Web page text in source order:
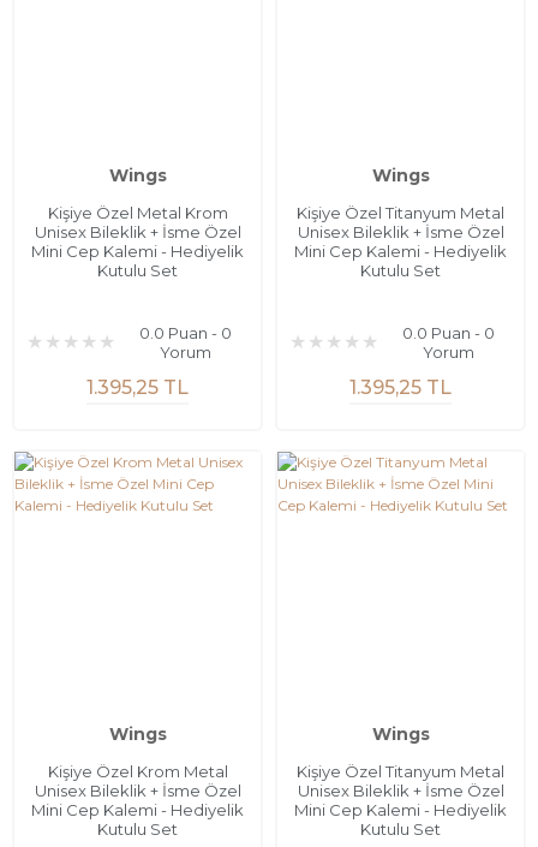
Wings
Kişiye Özel Metal Krom
Unisex Bileklik + İsme Özel
Mini Cep Kalemi - Hediyelik
Kutulu Set
0.0 Puan - 0
Yorum
1.395,25 TL
Wings
Kişiye Özel Titanyum Metal
Unisex Bileklik + İsme Özel
Mini Cep Kalemi - Hediyelik
Kutulu Set
0.0 Puan - 0
Yorum
1.395,25 TL
Wings
Kişiye Özel Krom Metal
Unisex Bileklik + İsme Özel
Mini Cep Kalemi - Hediyelik
Kutulu Set
Wings
Kişiye Özel Titanyum Metal
Unisex Bileklik + İsme Özel
Mini Cep Kalemi - Hediyelik
Kutulu Set